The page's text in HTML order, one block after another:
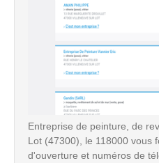
Entreprise de peinture, de
Lot (47300), le 118000 vous
d'ouverture et numéros de